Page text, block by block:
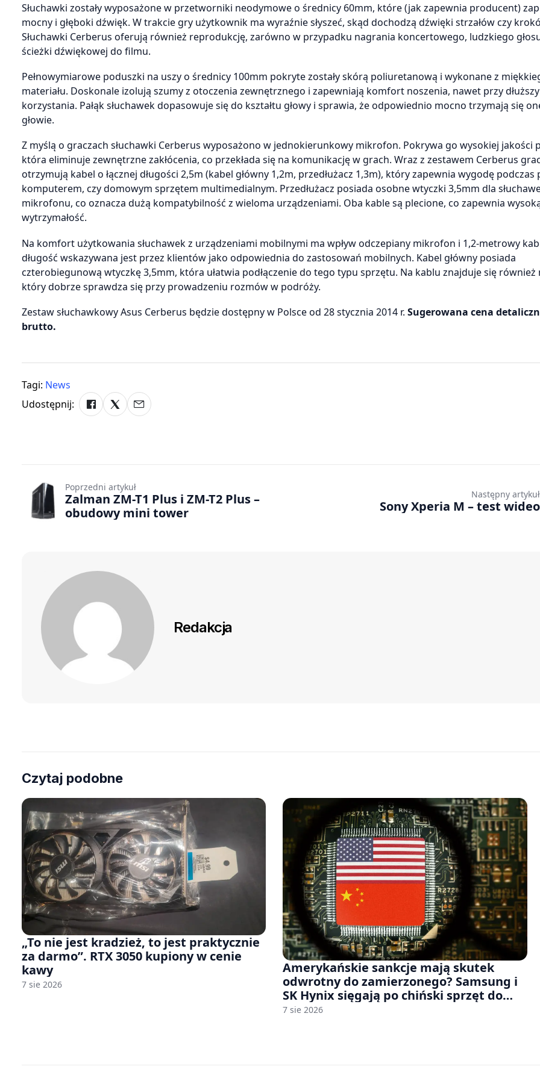
Słuchawki zostały wyposażone w przetworniki neodymowe o średnicy 60mm, które (jak zapewnia producent)
mocny i głęboki dźwięk. W trakcie gry użytkownik ma wyraźnie słyszeć, skąd dochodzą dźwięki strzałów czy
Słuchawki Cerberus oferują również reprodukcję, zarówno w przypadku nagrania koncertowego, ludzkiego
ścieżki dźwiękowej do filmu.
Pełnowymiarowe poduszki na uszy o średnicy 100mm pokryte zostały skórą poliuretanową i wykonane z
materiału. Doskonale izolują szumy z otoczenia zewnętrznego i zapewniają komfort noszenia, nawet przy
korzystania. Pałąk słuchawek dopasowuje się do kształtu głowy i sprawia, że odpowiednio mocno trzymają się
głowie.
Z myślą o graczach słuchawki Cerberus wyposażono w jednokierunkowy mikrofon. Pokrywa go wysokiej jakości
która eliminuje zewnętrzne zakłócenia, co przekłada się na komunikację w grach. Wraz z zestawem Cerberus
otrzymują kabel o łącznej długości 2,5m (kabel główny 1,2m, przedłużacz 1,3m), który zapewnia wygodę podczas
komputerem, czy domowym sprzętem multimedialnym. Przedłużacz posiada osobne wtyczki 3,5mm dla
mikrofonu, co oznacza dużą kompatybilność z wieloma urządzeniami. Oba kable są plecione, co zapewnia
wytrzymałość.
Na komfort użytkowania słuchawek z urządzeniami mobilnymi ma wpływ odczepiany mikrofon i 1,2-metrowy
długość wskazywana jest przez klientów jako odpowiednia do zastosowań mobilnych. Kabel główny posiada
czterobiegunową wtyczkę 3,5mm, która ułatwia podłączenie do tego typu sprzętu. Na kablu znajduje się
który dobrze sprawdza się przy prowadzeniu rozmów w podróży.
Zestaw słuchawkowy Asus Cerberus będzie dostępny w Polsce od 28 stycznia 2014 r. Sugerowana cena
brutto.
Tagi: News
Udostępnij:
Poprzedni artykuł
Zalman ZM-T1 Plus i ZM-T2 Plus –
obudowy mini tower
Następny artykuł
Sony Xperia M – test wideo
Redakcja
Czytaj podobne
„To nie jest kradzież, to jest praktycznie
za darmo”. RTX 3050 kupiony w cenie
kawy
7 sie 2026
Amerykańskie sankcje mają skutek
odwrotny do zamierzonego? Samsung i
SK Hynix sięgają po chiński sprzęt do
fabryk chipów
7 sie 2026